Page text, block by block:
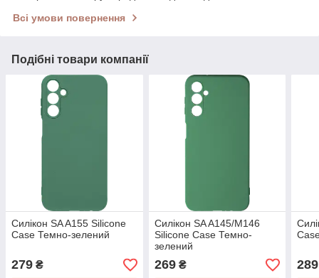
Всі умови повернення
Подібні товари компанії
Силікон SA A155 Silicone
Case Темно-зелений
279 ₴
Силікон SA A145/M146
Silicone Case Темно-
зелений
269₴ 289